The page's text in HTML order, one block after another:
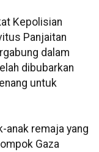
Kepolisian
Panjaitan
dalam
dibubarkan
untuk
anak remaja yang
Gaza